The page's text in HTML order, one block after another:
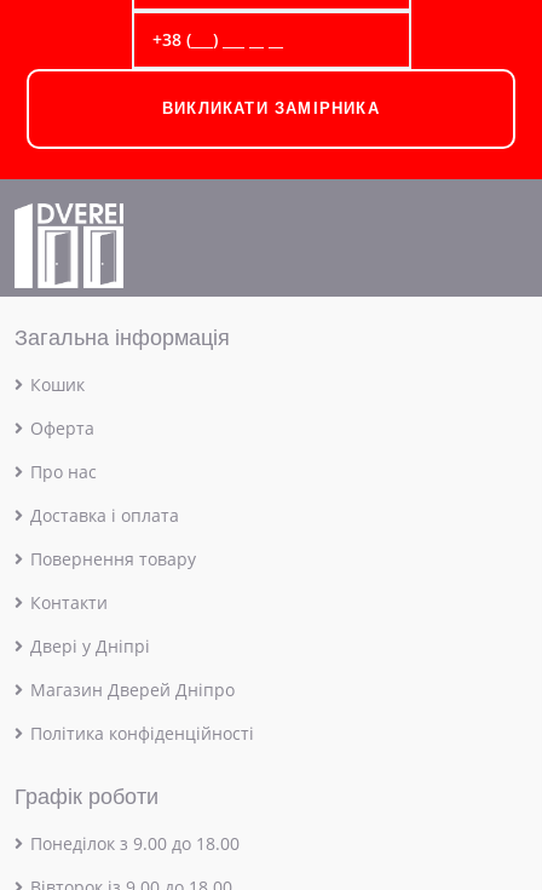
ВИКЛИКАТИ ЗАМІРНИКА
Загальна інформація
Кошик
Оферта
Про нас
Доставка і оплата
Повернення товару
Контакти
Двері у Дніпрі
Магазин Дверей Дніпро
Політика конфіденційності
Графік роботи
Понеділок з 9.00 до 18.00